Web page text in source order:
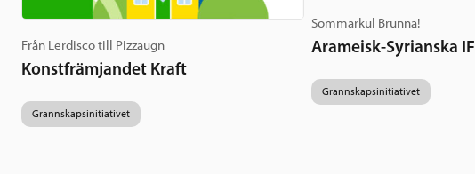
Från Lerdisco till Pizzaugn
Konstfrämjandet Kraft
Grannskapsinitiativet
Sommarkul Brunna!
Arameisk-Syrianska IF
Grannskapsinitiativet